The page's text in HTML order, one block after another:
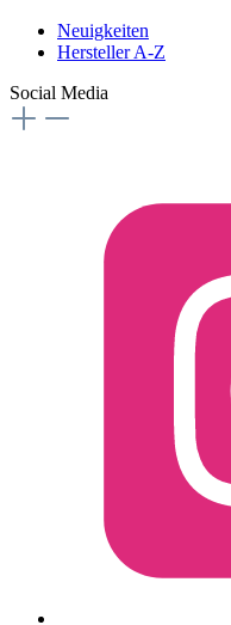
Neuigkeiten
Hersteller A-Z
Social Media